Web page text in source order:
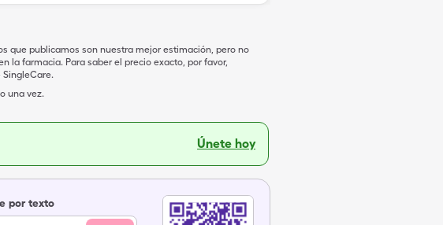
que publicamos son nuestra mejor estimación, pero no
la farmacia. Para saber el precio exacto, por favor,
SingleCare.
una vez.
Únete hoy
por texto